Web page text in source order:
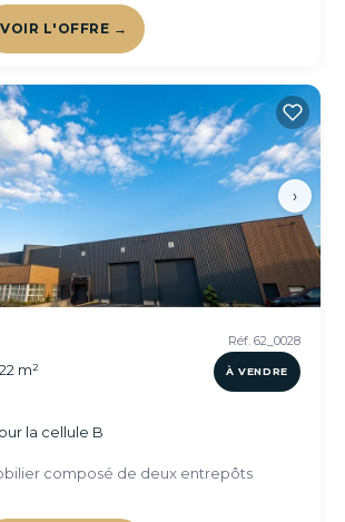
VOIR L'OFFRE →
›
Réf. 62_0028
À VENDRE
m²
la cellule B
composé de deux entrepôts